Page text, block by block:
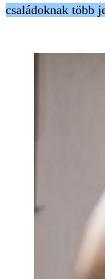
családoknak több